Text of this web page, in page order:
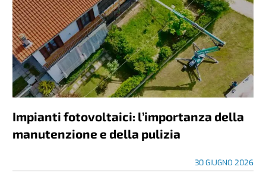
Impianti fotovoltaici: l’importanza della
manutenzione e della pulizia
30 GIUGNO 2026